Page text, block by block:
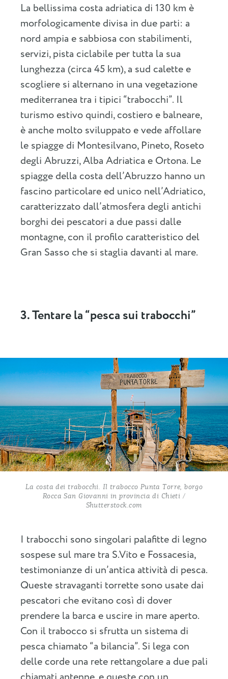
La bellissima costa adriatica di 130 km è
morfologicamente divisa in due parti: a
nord ampia e sabbiosa con stabilimenti,
servizi, pista ciclabile per tutta la sua
lunghezza (circa 45 km), a sud calette e
scogliere si alternano in una vegetazione
mediterranea tra i tipici “trabocchi”. Il
turismo estivo quindi, costiero e balneare,
è anche molto sviluppato e vede affollare
le spiagge di Montesilvano, Pineto, Roseto
degli Abruzzi, Alba Adriatica e Ortona. Le
spiagge della costa dell’Abruzzo hanno un
fascino particolare ed unico nell’Adriatico,
caratterizzato dall’atmosfera degli antichi
borghi dei pescatori a due passi dalle
montagne, con il profilo caratteristico del
Gran Sasso che si staglia davanti al mare.
3. Tentare la “pesca sui trabocchi”
La costa dei trabocchi. Il trabocco Punta Torre, borgo
Rocca San Giovanni in provincia di Chieti /
Shutterstock.com
I trabocchi sono singolari palafitte di legno
sospese sul mare tra S.Vito e Fossacesia,
testimonianze di un’antica attività di pesca.
Queste stravaganti torrette sono usate dai
pescatori che evitano così di dover
prendere la barca e uscire in mare aperto.
Con il trabocco si sfrutta un sistema di
pesca chiamato “a bilancia”. Si lega con
delle corde una rete rettangolare a due pali